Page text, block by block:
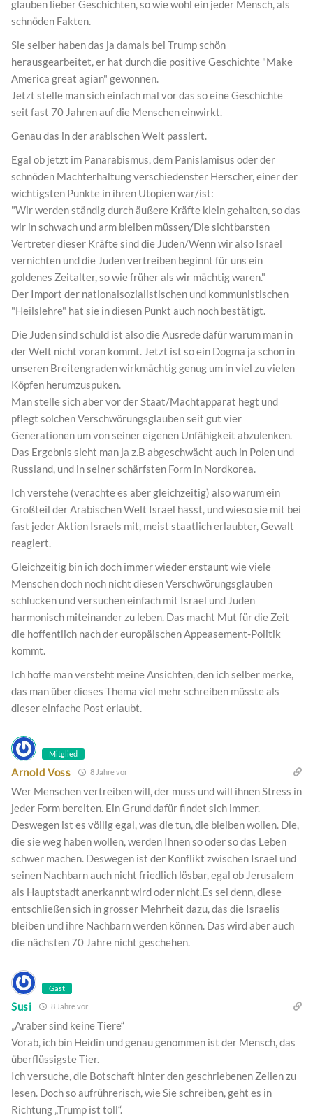
glauben lieber Geschichten, so wie wohl ein jeder Mensch, als
schnöden Fakten.
Sie selber haben das ja damals bei Trump schön
herausgearbeitet, er hat durch die positive Geschichte "Make
America great agian" gewonnen.
Jetzt stelle man sich einfach mal vor das so eine Geschichte
seit fast 70 Jahren auf die Menschen einwirkt.
Genau das in der arabischen Welt passiert.
Egal ob jetzt im Panarabismus, dem Panislamisus oder der
schnöden Machterhaltung verschiedenster Herscher, einer der
wichtigsten Punkte in ihren Utopien war/ist:
"Wir werden ständig durch äußere Kräfte klein gehalten, so das
wir in schwach und arm bleiben müssen/Die sichtbarsten
Vertreter dieser Kräfte sind die Juden/Wenn wir also Israel
vernichten und die Juden vertreiben beginnt für uns ein
goldenes Zeitalter, so wie früher als wir mächtig waren."
Der Import der nationalsozialistischen und kommunistischen
"Heilslehre" hat sie in diesen Punkt auch noch bestätigt.
Die Juden sind schuld ist also die Ausrede dafür warum man in
der Welt nicht voran kommt. Jetzt ist so ein Dogma ja schon in
unseren Breitengraden wirkmächtig genug um in viel zu vielen
Köpfen herumzuspuken.
Man stelle sich aber vor der Staat/Machtapparat hegt und
pflegt solchen Verschwörungsglauben seit gut vier
Generationen um von seiner eigenen Unfähigkeit abzulenken.
Das Ergebnis sieht man ja z.B abgeschwächt auch in Polen und
Russland, und in seiner schärfsten Form in Nordkorea.
Ich verstehe (verachte es aber gleichzeitig) also warum ein
Großteil der Arabischen Welt Israel hasst, und wieso sie mit bei
fast jeder Aktion Israels mit, meist staatlich erlaubter, Gewalt
reagiert.
Gleichzeitig bin ich doch immer wieder erstaunt wie viele
Menschen doch noch nicht diesen Verschwörungsglauben
schlucken und versuchen einfach mit Israel und Juden
harmonisch miteinander zu leben. Das macht Mut für die Zeit
die hoffentlich nach der europäischen Appeasement-Politik
kommt.
Ich hoffe man versteht meine Ansichten, den ich selber merke,
das man über dieses Thema viel mehr schreiben müsste als
dieser einfache Post erlaubt.
Mitglied
Arnold Voss 8 Jahre vor
Wer Menschen vertreiben will, der muss und will ihnen Stress in
jeder Form bereiten. Ein Grund dafür findet sich immer.
Deswegen ist es völlig egal, was die tun, die bleiben wollen. Die,
die sie weg haben wollen, werden Ihnen so oder so das Leben
schwer machen. Deswegen ist der Konflikt zwischen Israel und
seinen Nachbarn auch nicht friedlich lösbar, egal ob Jerusalem
als Hauptstadt anerkannt wird oder nicht.Es sei denn, diese
entschließen sich in grosser Mehrheit dazu, das die Israelis
bleiben und ihre Nachbarn werden können. Das wird aber auch
die nächsten 70 Jahre nicht geschehen.
Gast
Susi 8 Jahre vor
„Araber sind keine Tiere“
Vorab, ich bin Heidin und genau genommen ist der Mensch, das
überflüssigste Tier.
Ich versuche, die Botschaft hinter den geschriebenen Zeilen zu
lesen. Doch so aufrührerisch, wie Sie schreiben, geht es in
Richtung „Trump ist toll“.